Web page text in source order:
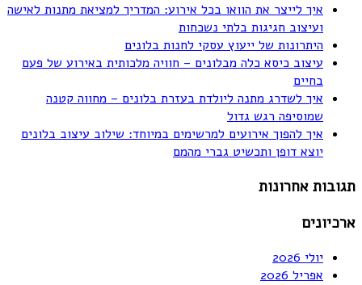
איך לייצר את הוואו בכל אירוע: המדריך למציאת מתנות לאישה
ועיצוב חגיגות בלתי נשכחות
היתרונות של ייעוץ עסקי לחנות בלונים
עיצוב כיסא כלה מבלונים – חוויה מלכותית באירוע של פעם
בחיים
איך לשדרג מתנה ליולדת בעזרת בלונים – מחווה קטנה
שמוסיפה רגש גדול
איך להפוך אירועים למרשימים במיוחד: שילוב עיצוב בלונים
יוצא דופן ותכשיט גברי מהמם
תגובות אחרונות
ארכיונים
יולי 2026
אפריל 2026